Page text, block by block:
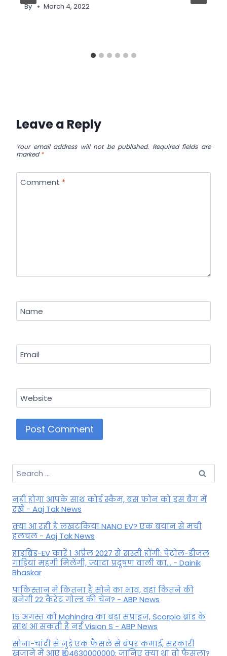
By March 4, 2022
Leave a Reply
Your email address will not be published. Required fields are
marked*
Comment *
Name
Email
Website
Search
for:
नहीं होगा आपके साथ कोई स्कैम, बस फोन को इस बैग में
रखें - Aaj Tak News
क्या आ रही है लखटकिया NANO EV? एक बयान से मची
हलचल - Aaj Tak News
हाइब्रिड-EV कारें 1 अप्रैल 2027 से सस्ती होंगी: पेट्रोल-डीजल
गाड़ियां महंगी मिलेंगी, ज्यादा प्रदूषण वाली का... - Dainik
Bhaskar
पाकिस्तान में कितना है सोने का भाव, वहां कितने की
बनेगी 22 कैरेट गोल्ड की चेन? - ABP News
15 अगस्त को Mahindra का बड़ा सप्राइज, Scorpio ब्रांड के
साथ आ सकती है नई Vision S - ABP News
सोना-चांदी से जुड़े एक फैसले से बंपर कमाई, सरकारी
खजाने में आए ₹104630000000; जानिए क्या था वो फैसला?